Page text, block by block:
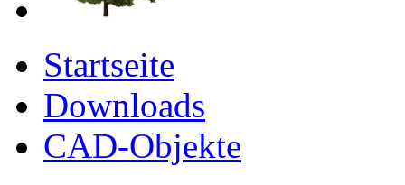
Startseite
Downloads
CAD-Objekte